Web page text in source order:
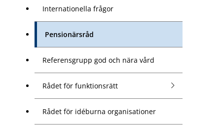
Internationella frågor
Pensionärsråd
Referensgrupp god och nära vård
Rådet för funktionsrätt
Rådet för idéburna organisationer